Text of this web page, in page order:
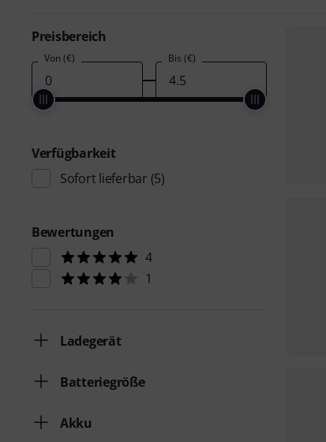
Preisbereich
Von (€) Bis (€)
Verfügbarkeit
Sofort lieferbar (5)
Bewertungen
4
1
Ladegerät
Batteriegröße
Akku